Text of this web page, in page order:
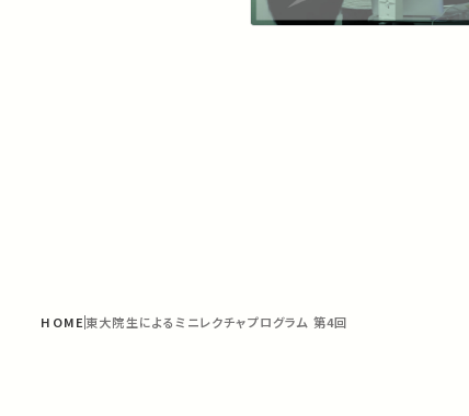
HOME東大院生によるミニレクチャプログラム 第4回